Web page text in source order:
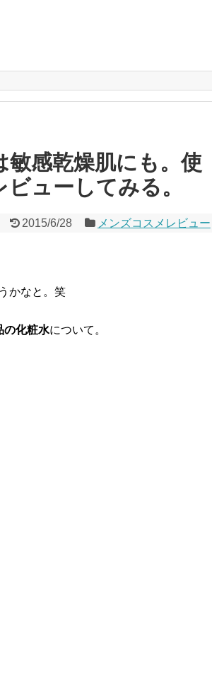
敏感乾燥肌にも。使
ューしてみる。
2015/6/28 メンズコスメレビュー
かなと。笑
の化粧水について。